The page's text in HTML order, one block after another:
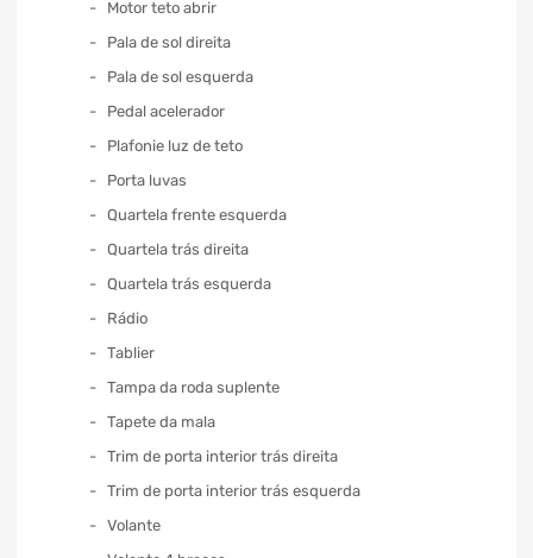
Motor teto abrir
Pala de sol direita
Pala de sol esquerda
Pedal acelerador
Plafonie luz de teto
Porta luvas
Quartela frente esquerda
Quartela trás direita
Quartela trás esquerda
Rádio
Tablier
Tampa da roda suplente
Tapete da mala
Trim de porta interior trás direita
Trim de porta interior trás esquerda
Volante